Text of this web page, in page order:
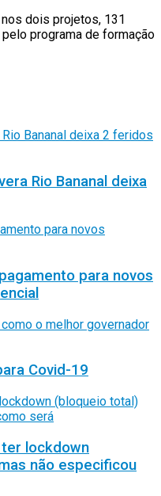
dois projetos, 131
programa de formação
Rio Bananal deixa
para novos
Covid-19
lockdown
não especificou